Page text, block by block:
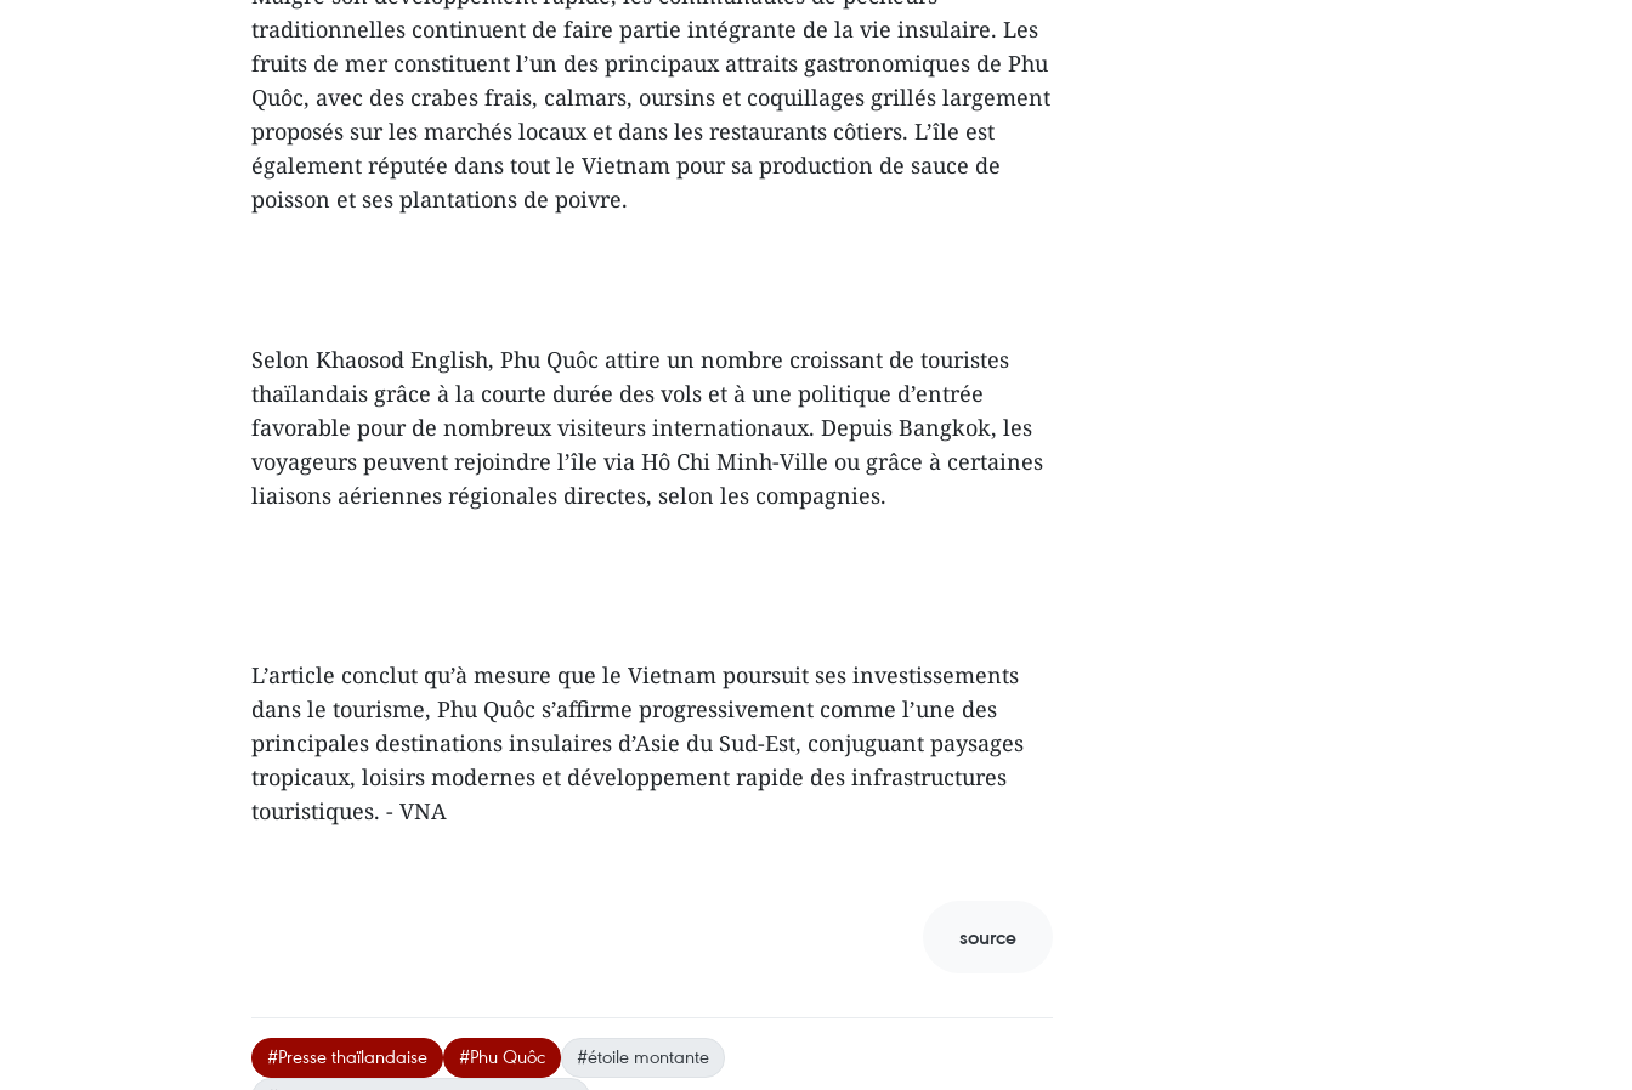
traditionnelles continuent de faire partie intégrante de la vie insulaire. Les
fruits de mer constituent l’un des principaux attraits gastronomiques de Phu
Quôc, avec des crabes frais, calmars, oursins et coquillages grillés largement
proposés sur les marchés locaux et dans les restaurants côtiers. L’île est
également réputée dans tout le Vietnam pour sa production de sauce de
poisson et ses plantations de poivre.
Selon Khaosod English, Phu Quôc attire un nombre croissant de touristes
thaïlandais grâce à la courte durée des vols et à une politique d’entrée
favorable pour de nombreux visiteurs internationaux. Depuis Bangkok, les
voyageurs peuvent rejoindre l’île via Hô Chi Minh-Ville ou grâce à certaines
liaisons aériennes régionales directes, selon les compagnies.
L’article conclut qu’à mesure que le Vietnam poursuit ses investissements
dans le tourisme, Phu Quôc s’affirme progressivement comme l’une des
principales destinations insulaires d’Asie du Sud-Est, conjuguant paysages
tropicaux, loisirs modernes et développement rapide des infrastructures
touristiques. - VNA
source
#Presse thaïlandaise #Phu Quôc
#étoile montante